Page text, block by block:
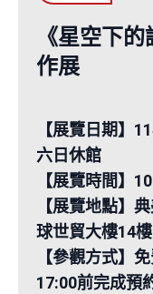
《星空下
作展
【展覽日期】
六日休館
【展覽時間】
【展覽地點】
球世貿大樓14樓
【參觀方式】
17:00前完成預